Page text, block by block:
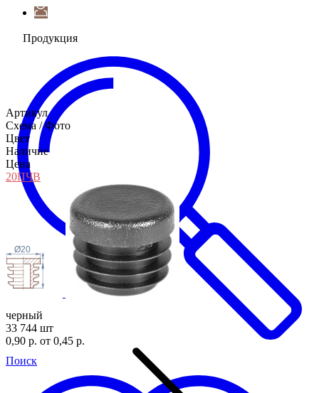
Продукция
Поиск
Артикул
Схема / Фото
Цвет
Наличие
Цена
20ПЧВ
Ø20
черный
33 744 шт
0,90 р. от 0,45 р.